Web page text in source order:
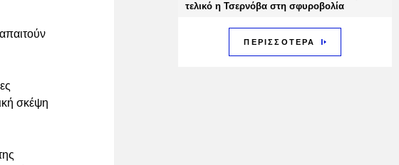
σκέψη
τελικό η Τσερνόβα στη σφυροβολία
ΠΕΡΙΣΣΟΤΕΡΑ